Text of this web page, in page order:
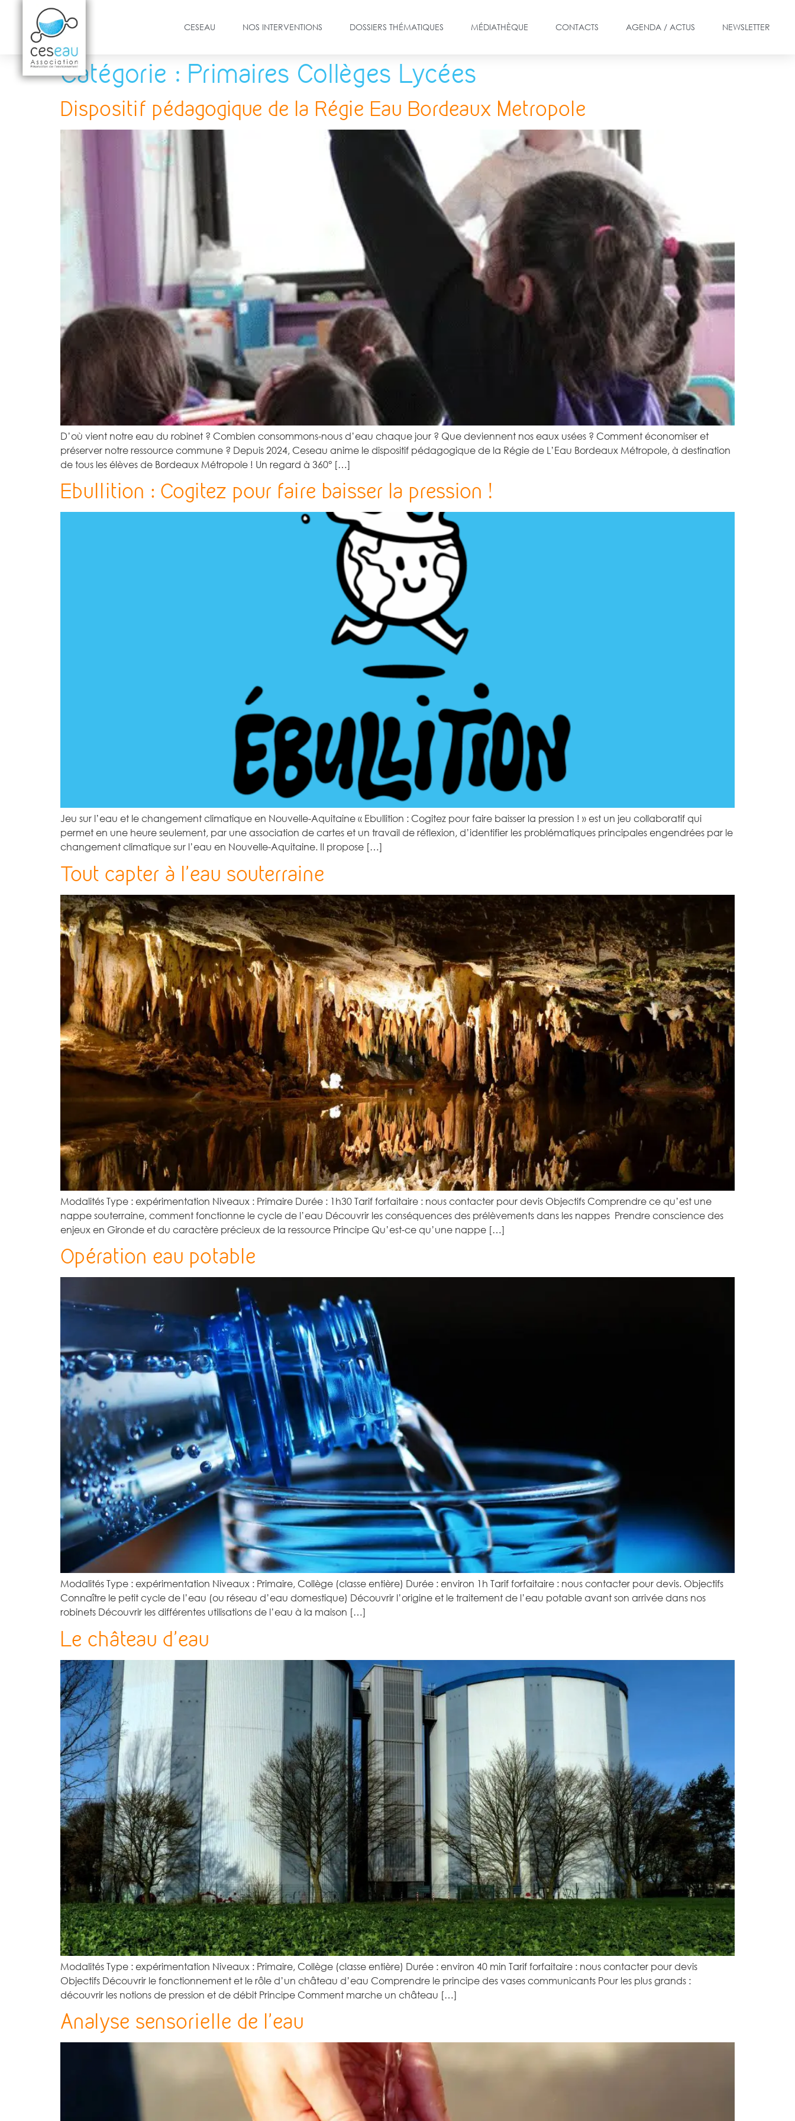
CESEAU NOS INTERVENTIONS DOSSIERS THÉMATIQUES MÉDIATHÈQUE CONTACTS AGENDA / ACTUS NEWSLETTER
Catégorie : Primaires Collèges Lycées
Dispositif pédagogique de la Régie Eau Bordeaux Metropole
D’où vient notre eau du robinet ? Combien consommons-nous d’eau chaque jour ? Que deviennent nos eaux usées ? Comment économiser et
préserver notre ressource commune ? Depuis 2024, Ceseau anime le dispositif pédagogique de la Régie de L’Eau Bordeaux Métropole, à destination
de tous les élèves de Bordeaux Métropole ! Un regard à 360° […]
Ebullition : Cogitez pour faire baisser la pression !
Jeu sur l’eau et le changement climatique en Nouvelle-Aquitaine « Ebullition : Cogitez pour faire baisser la pression ! » est un jeu collaboratif qui
permet en une heure seulement, par une association de cartes et un travail de réflexion, d’identifier les problématiques principales engendrées par le
changement climatique sur l’eau en Nouvelle-Aquitaine. Il propose […]
Tout capter à l’eau souterraine
Modalités Type : expérimentation Niveaux : Primaire Durée : 1h30 Tarif forfaitaire : nous contacter pour devis Objectifs Comprendre ce qu’est une
nappe souterraine, comment fonctionne le cycle de l’eau Découvrir les conséquences des prélèvements dans les nappes Prendre conscience des
enjeux en Gironde et du caractère précieux de la ressource Principe Qu’est-ce qu’une nappe […]
Opération eau potable
Modalités Type : expérimentation Niveaux : Primaire, Collège (classe entière) Durée : environ 1h Tarif forfaitaire : nous contacter pour devis. Objectifs
Connaître le petit cycle de l’eau (ou réseau d’eau domestique) Découvrir l’origine et le traitement de l’eau potable avant son arrivée dans nos
robinets Découvrir les différentes utilisations de l’eau à la maison […]
Le château d’eau
Modalités Type : expérimentation Niveaux : Primaire, Collège (classe entière) Durée : environ 40 min Tarif forfaitaire : nous contacter pour devis
Objectifs Découvrir le fonctionnement et le rôle d’un château d’eau Comprendre le principe des vases communicants Pour les plus grands :
découvrir les notions de pression et de débit Principe Comment marche un château […]
Analyse sensorielle de l’eau